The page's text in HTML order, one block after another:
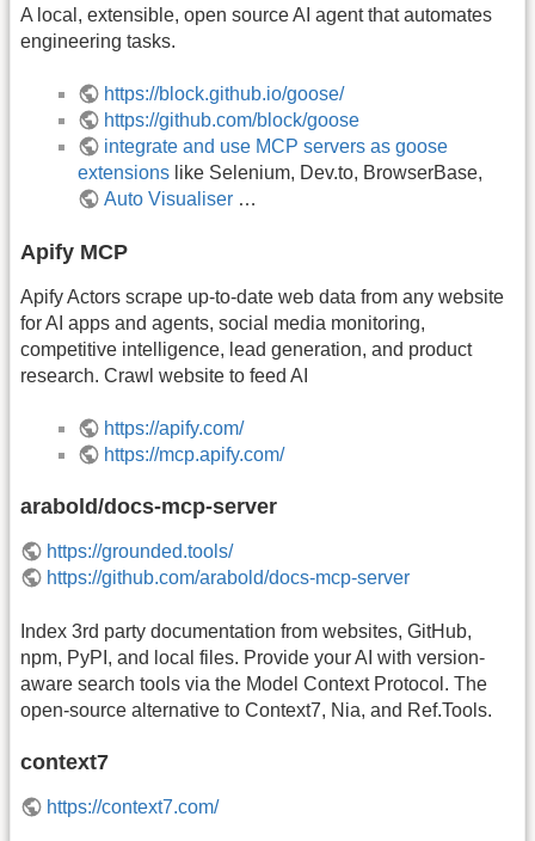
A local, extensible, open source AI agent that automates
engineering tasks.
https://block.github.io/goose/
https://github.com/block/goose
integrate and use MCP servers as goose
extensions like Selenium, Dev.to, BrowserBase,
Auto Visualiser …
Apify MCP
Apify Actors scrape up-to-date web data from any website
for AI apps and agents, social media monitoring,
competitive intelligence, lead generation, and product
research. Crawl website to feed AI
https://apify.com/
https://mcp.apify.com/
arabold/docs-mcp-server
https://grounded.tools/
https://github.com/arabold/docs-mcp-server
Index 3rd party documentation from websites, GitHub,
npm, PyPI, and local files. Provide your AI with version-
aware search tools via the Model Context Protocol. The
open-source alternative to Context7, Nia, and Ref.Tools.
context7
https://context7.com/